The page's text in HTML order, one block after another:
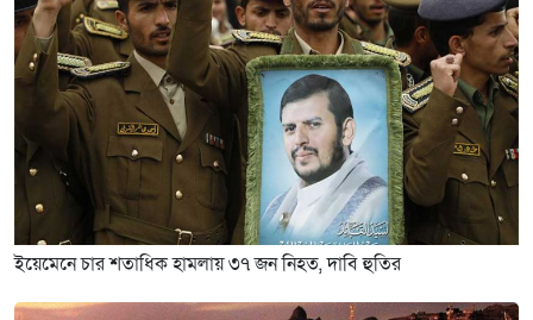
ইয়েমেনে চার শতাধিক হামলায় ৩৭ জন নিহত, দাবি হুতির